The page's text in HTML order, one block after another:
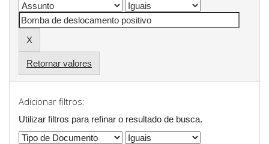
Retornar valores
Adicionar filtros:
Utilizar filtros para refinar o resultado de busca.